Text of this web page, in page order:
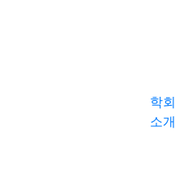
학회
소개